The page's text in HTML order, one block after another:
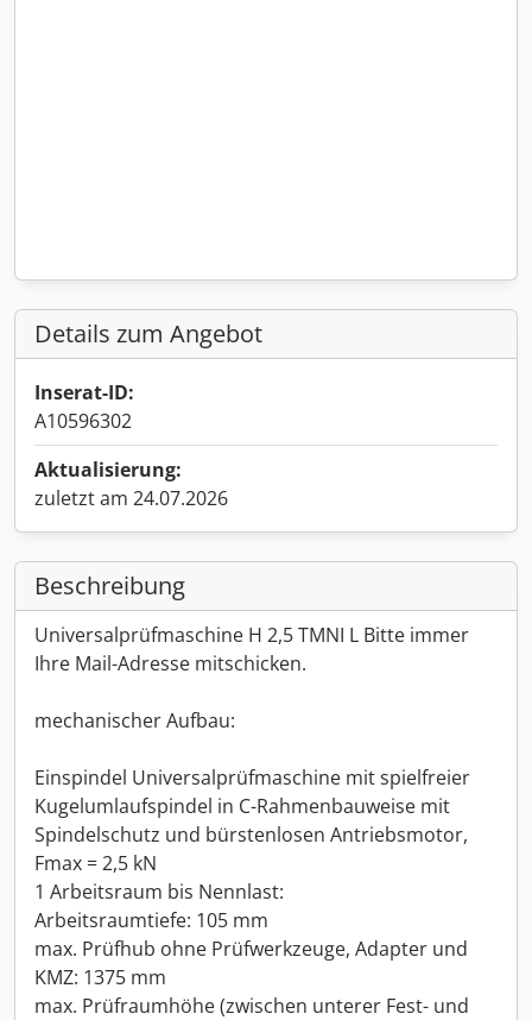
Details zum Angebot
Inserat-ID:
A10596302
Aktualisierung:
zuletzt am 24.07.2026
Beschreibung
Universalprüfmaschine H 2,5 TMNI L Bitte immer
Ihre Mail-Adresse mitschicken.
mechanischer Aufbau:
Einspindel Universalprüfmaschine mit spielfreier
Kugelumlaufspindel in C-Rahmenbauweise mit
Spindelschutz und bürstenlosen Antriebsmotor,
Fmax = 2,5 kN
1 Arbeitsraum bis Nennlast:
Arbeitsraumtiefe: 105 mm
max. Prüfhub ohne Prüfwerkzeuge, Adapter und
KMZ: 1375 mm
max. Prüfraumhöhe (zwischen unterer Fest- und